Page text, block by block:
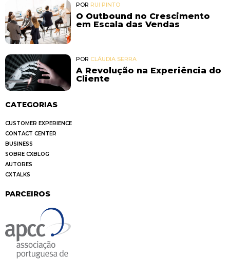
POR RUI PINTO
O Outbound no Crescimento
em Escala das Vendas
POR CLÁUDIA SERRA
A Revolução na Experiência do
Cliente
CATEGORIAS
CUSTOMER EXPERIENCE
CONTACT CENTER
BUSINESS
SOBRE CXBLOG
AUTORES
CXTALKS
PARCEIROS